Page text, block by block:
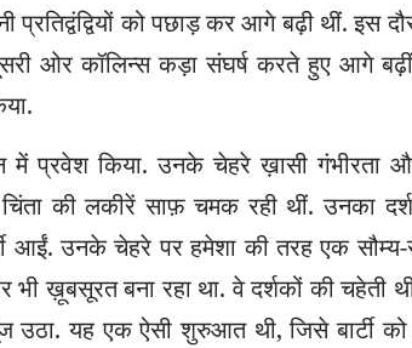
प्रतिद्वंद्वियों को पछाड़ कर आगे बढ़ी थीं. इस
ओर कॉलिन्स कड़ा संघर्ष करते हुए आगे
प्रवेश किया. उनके चेहरे ख़ासी गंभीरता
की लकीरें साफ़ चमक रही थीं. उनका
आईं. उनके चेहरे पर हमेशा की तरह एक
ख़ूबसूरत बना रहा था. वे दर्शकों की चहेती
उठा. यह एक ऐसी शुरुआत थी, जिसे